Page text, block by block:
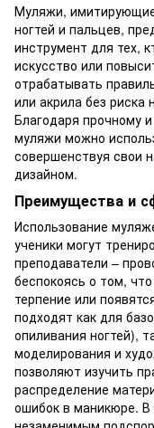
Муляжи,
ногтей и пальцев,
инструмент для тех,
искусство или
отрабатывать
или акрила без риска
Благодаря прочному
муляжи можно
совершенствуя свои
дизайном.
Преимущества и
Использование
ученики могут
преподаватели –
беспокоясь о том,
терпение или
подходят как для
опиливания ногтей),
моделирования и
позволяют изучить
распределение
ошибок в маникюре. В